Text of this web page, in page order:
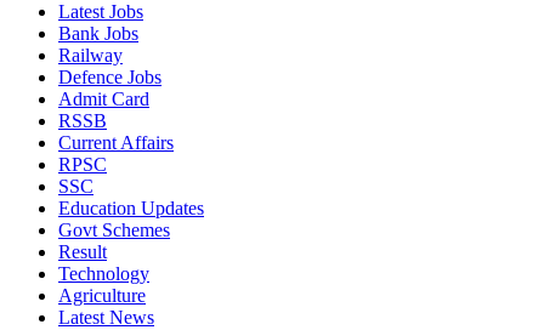
Latest Jobs
Bank Jobs
Railway
Defence Jobs
Admit Card
RSSB
Current Affairs
RPSC
SSC
Education Updates
Govt Schemes
Result
Technology
Agriculture
Latest News